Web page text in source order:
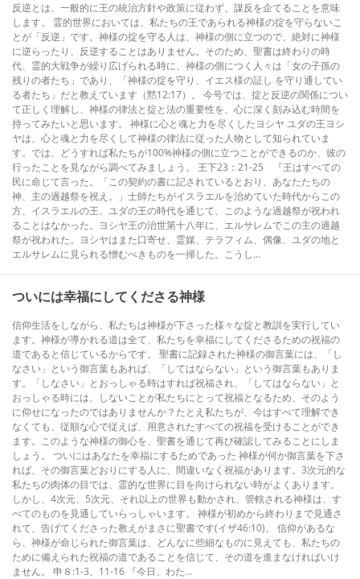
反逆とは、一般的に王の統治方針や政策に従わず、謀反を企てることを意味
します。 霊的世界においては、私たちの王であられる神様の掟を守らないこ
とが「反逆」です。神様の掟を守る人は、神様の側に立つので、絶対に神様
に逆らったり、反逆することはありません。そのため、聖書は終わりの時
代、霊的大戦争が繰り広げられる時に、神様の側につく人々は「女の子孫の
残りの者たち」であり、「神様の掟を守り、イエス様の証し を守り通してい
る者たち」だと教えています（黙12:17）。 今号では、掟と反逆の関係につい
て正しく理解し、神様の律法と掟と法の重要性を、心に深く刻み込む時間を
持ってみたいと思います。 神様に心と魂と力を尽くしたヨシヤ ユダの王ヨシ
ヤは、心と魂と力を尽くして神様の律法に従った人物として知られていま
す。では、どうすれば私たちが100%神様の側に立つことができるのか、彼の
行ったことを見ながら調べてみましょう。 王下23：21-25 『王はすべての
民に命じて言った。「この契約の書に記されているとおり、あなたたちの
神、主の過越祭を祝え。」士師たちがイスラエルを治めていた時代からこの
方、イスラエルの王、ユダの王の時代を通じて、このような過越祭が祝われ
ることはなかった。ヨシヤ王の治世第十八年に、エルサレムでこの主の過越
祭が祝われた。ヨシヤはまた口寄せ、霊媒、テラフィム、偶像、ユダの地と
エルサレムに見られる憎むべきものを一掃した。こうし...
ついには幸福にしてくださる神様
信仰生活をしながら、私たちは神様が下さった様々な掟と教訓を実行してい
ます。神様が導かれる道は全て、私たちを幸福にしてくださるための祝福の
道であると信じているからです。 聖書に記録された神様の御言葉には、「し
なさい」という御言葉もあれば、「してはならない」という御言葉もありま
す。「しなさい」とおっしゃる時はすれば祝福され、「してはならない」と
おっしゃる時には、しないことが私たちにとって祝福となるため、そのよう
に仰せになったのではありませんか？たとえ私たちが、今はすべて理解でき
なくても、従順な心で従えば、用意されたすべての祝福を受けることができ
ます。このような神様の御心を、聖書を通じて再び確認してみることにしま
しょう。 ついにはあなたを幸福にするためであった 神様が何か御言葉を下さ
れば、その御言葉どおりにする人に、間違いなく祝福があります。3次元的な
私たちの肉体の目では、霊的な世界に目を向けられない時がよくあります。
しかし、4次元、5次元、それ以上の世界も動かされ、管轄される神様は、す
べてのものを見通していらっしゃいます。 神様が初めから終わりまで見通さ
れて、告げてくださった教えがまさに聖書です(イザ46:10)。 信仰があるな
ら、神様が命じられた御言葉は、どんなに些細なものに見えても、私たちの
ために備えられた祝福の道であることを信じて、その道を進まなければいけ
ません。 申８:1-3、11-16 『今日、わた...